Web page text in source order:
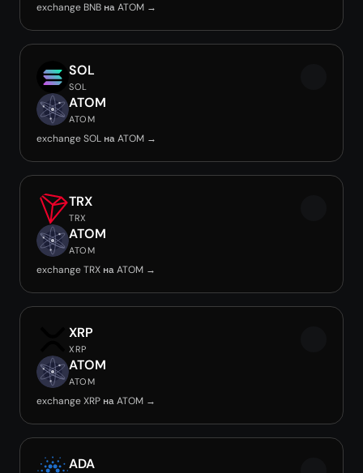
exchange BNB на ATOM →
SOL
SOL
ATOM
ATOM
exchange SOL на ATOM →
TRX
TRX
ATOM
ATOM
exchange TRX на ATOM →
XRP
XRP
ATOM
ATOM
exchange XRP на ATOM →
ADA